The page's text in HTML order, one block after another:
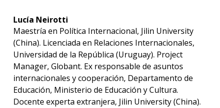
Lucía Neirotti
Maestría en Política Internacional, Jilin University
(China). Licenciada en Relaciones Internacionales,
Universidad de la República (Uruguay). Project
Manager, Globant. Ex responsable de asuntos
internacionales y cooperación, Departamento de
Educación, Ministerio de Educación y Cultura.
Docente experta extranjera, Jilin University (China).